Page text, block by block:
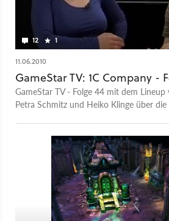
12 1
11.06.2010
GameStar TV: 1C Company -
GameStar TV - Folge 44 mit dem
Petra Schmitz und Heiko Klinge über